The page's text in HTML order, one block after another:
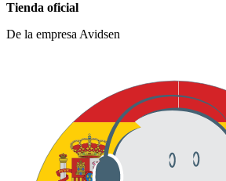
Tienda oficial
De la empresa Avidsen